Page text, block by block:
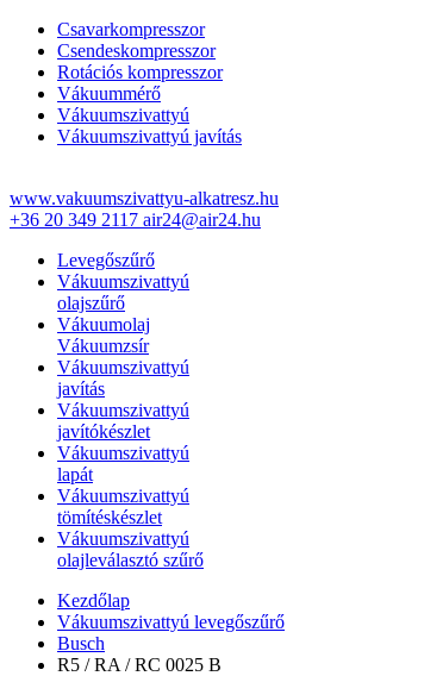
Csavarkompresszor
Csendeskompresszor
Rotációs kompresszor
Vákuummérő
Vákuumszivattyú
Vákuumszivattyú javítás
www.vakuumszivattyu-alkatresz.hu
+36 20 349 2117 air24@air24.hu
Levegőszűrő
Vákuumszivattyú
olajszűrő
Vákuumolaj
Vákuumzsír
Vákuumszivattyú
javítás
Vákuumszivattyú
javítókészlet
Vákuumszivattyú
lapát
Vákuumszivattyú
tömítéskészlet
Vákuumszivattyú
olajleválasztó szűrő
Kezdőlap
Vákuumszivattyú levegőszűrő
Busch
R5 / RA / RC 0025 B